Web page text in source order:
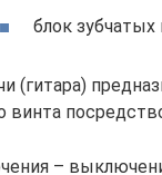
блок зубчатых
(гитара)
винта
–